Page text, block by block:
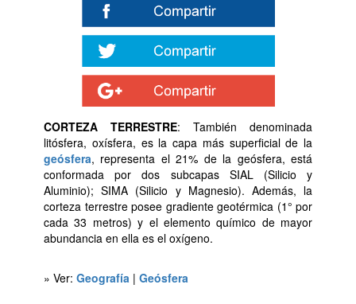
CORTEZA TERRESTRE: También denominada
litósfera, oxísfera, es la capa más superficial de la
geósfera, representa el 21% de la geósfera, está
conformada por dos subcapas SIAL (Silicio y
Aluminio); SIMA (Silicio y Magnesio). Además, la
corteza terrestre posee gradiente geotérmica (1° por
cada 33 metros) y el elemento químico de mayor
abundancia en ella es el oxígeno.
» Ver: Geografía | Geósfera